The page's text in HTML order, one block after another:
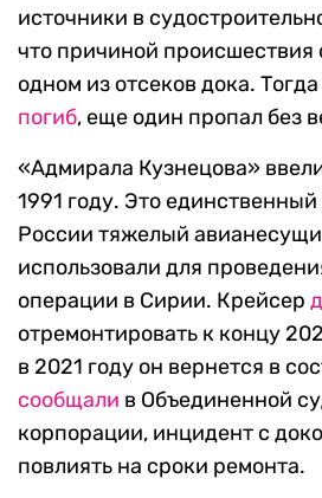
источники в
что причиной происшествия
одном из отсеков дока.
погиб, еще один пропал без
«Адмирала Кузнецова»
1991 году. Это
России тяжелый
использовали для
операции в Сирии. Крейсер
отремонтировать к концу
в 2021 году он вернется в
сообщали в Объединенной
корпорации, инцидент с
повлиять на сроки ремонта.